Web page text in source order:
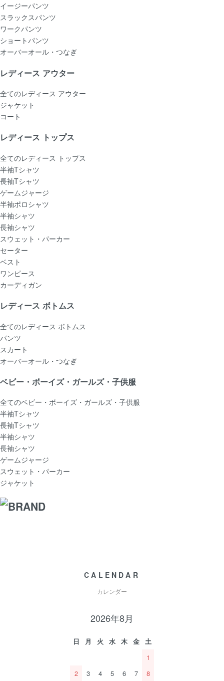
イージーパンツ
スラックスパンツ
ワークパンツ
ショートパンツ
オーバーオール・つなぎ
レディース アウター
全てのレディース アウター
ジャケット
コート
レディース トップス
全てのレディース トップス
半袖Tシャツ
長袖Tシャツ
ゲームジャージ
半袖ポロシャツ
半袖シャツ
長袖シャツ
スウェット・パーカー
セーター
ベスト
ワンピース
カーディガン
レディース ボトムス
全てのレディース ボトムス
パンツ
スカート
オーバーオール・つなぎ
ベビー・ボーイズ・ガールズ・子供服
全てのベビー・ボーイズ・ガールズ・子供服
半袖Tシャツ
長袖Tシャツ
半袖シャツ
長袖シャツ
ゲームジャージ
スウェット・パーカー
ジャケット
CALENDAR
カレンダー
2026年8月
日 月 火 水 木 金
土
1
2
3 4 5 6 7
8